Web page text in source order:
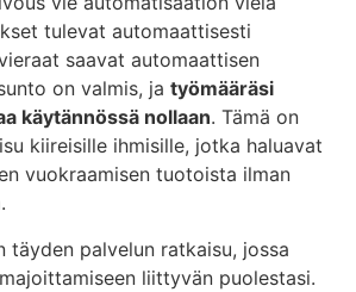
tulevat automaattisesti
saavat automaattisen
on valmis, ja työmääräsi
käytännössä nollaan. Tämä on
kiireisille ihmisille, jotka haluavat
vuokraamisen tuotoista ilman
täyden palvelun ratkaisu, jossa
liittyvän puolestasi.